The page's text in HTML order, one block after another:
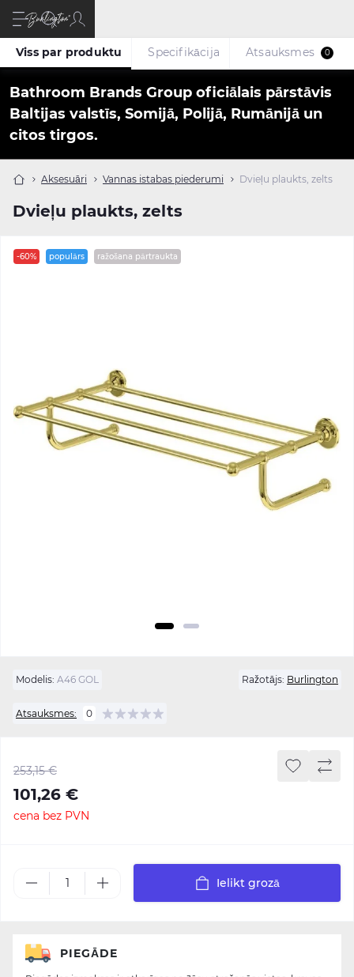
Bathroom Brands Group oficiālais pārstāvis
Baltijas valstīs, Somijā, Polijā, Rumānijā un
citos tirgos.
Aksesuāri Vannas istabas piederumi Dvieļu plaukts, zelts
Dvieļu plaukts, zelts
Viss par produktu Specifikācija Atsauksmes 0
-60% populārs ražošana pārtraukta
Modelis: A46 GOL Ražotājs: Burlington
Atsauksmes: 0
253,15 €
101,26 €
cena bez PVN
Ielikt grozā
PIEGĀDE